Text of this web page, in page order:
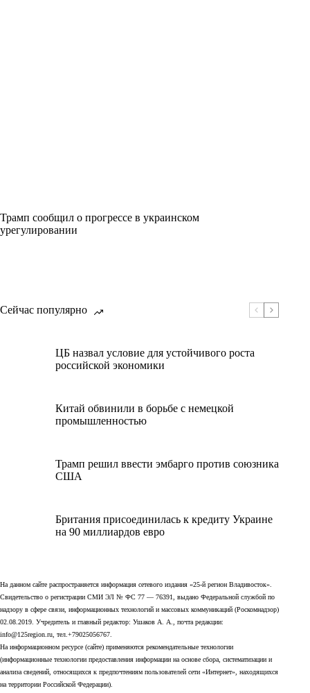
Трамп сообщил о прогрессе в украинском
урегулировании
Сейчас популярно
ЦБ назвал условие для устойчивого роста
российской экономики
Китай обвинили в борьбе с немецкой
промышленностью
Трамп решил ввести эмбарго против союзника
США
Британия присоединилась к кредиту Украине
на 90 миллиардов евро
На данном сайте распространяется информация сетевого издания «25-й регион Владивосток».
Свидетельство о регистрации СМИ ЭЛ № ФС 77 — 76391, выдано Федеральной службой по
надзору в сфере связи, информационных технологий и массовых коммуникаций (Роскомнадзор)
02.08.2019. Учредитель и главный редактор: Ушаков А. А., почта редакции:
info@125region.ru, тел.+79025056767.
На информационном ресурсе (сайте) применяются рекомендательные технологии
(информационные технологии предоставления информации на основе сбора, систематизации и
анализа сведений, относящихся к предпочтениям пользователей сети «Интернет», находящихся
на территории Российской Федерации).